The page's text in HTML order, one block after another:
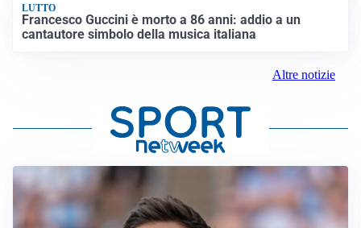
LUTTO
Francesco Guccini è morto a 86 anni: addio a un
cantautore simbolo della musica italiana
Altre notizie